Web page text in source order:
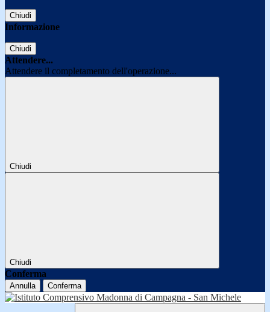
Chiudi
Informazione
Chiudi
Attendere...
Attendere il completamento dell'operazione...
Chiudi
Chiudi
Conferma
Annulla Conferma